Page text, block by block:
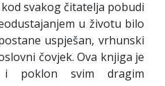
svakog čitatelja pobudi
u životu bilo
uspješan, vrhunski
čovjek. Ova knjiga je
poklon svim dragim